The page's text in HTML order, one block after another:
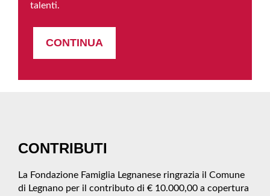
talenti.
CONTINUA
CONTRIBUTI
La Fondazione Famiglia Legnanese ringrazia il Comune
di Legnano per il contributo di € 10.000,00 a copertura